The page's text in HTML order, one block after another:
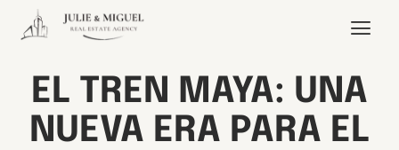
EL TREN MAYA: UNA
NUEVA ERA PARA EL